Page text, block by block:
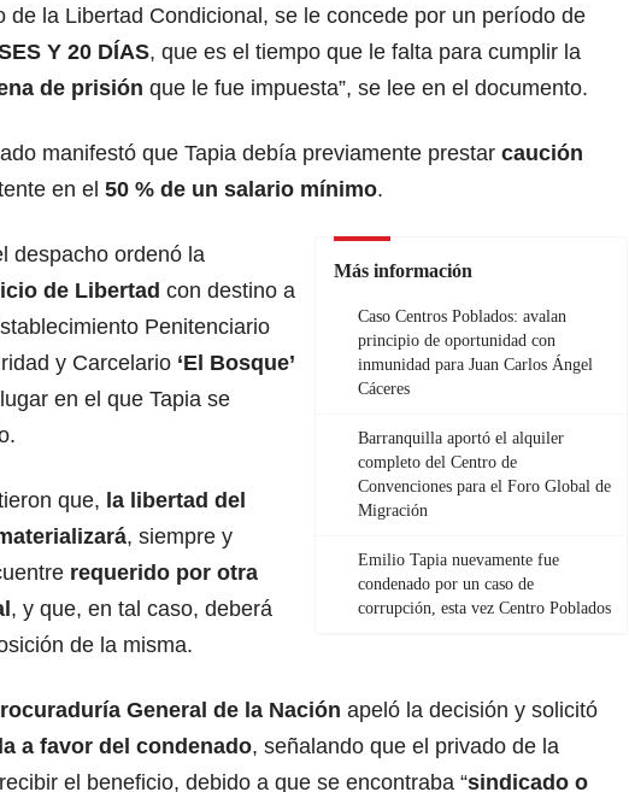
de la Libertad Condicional, se le concede por un período de
Y 20 DÍAS, que es el tiempo que le falta para cumplir la
de prisión que le fue impuesta”, se lee en el documento.
manifestó que Tapia debía previamente prestar caución
en el 50 % de un salario mínimo.
Más información
Caso Centros Poblados: avalan
principio de oportunidad con
inmunidad para Juan Carlos Ángel
Cáceres
Barranquilla aportó el alquiler
completo del Centro de
Convenciones para el Foro Global de
Migración
Emilio Tapia nuevamente fue
condenado por un caso de
corrupción, esta vez Centro Poblados
despacho ordenó la
de Libertad con destino a
Penitenciario
y Carcelario ‘El Bosque’
en el que Tapia se
que, la libertad del
, siempre y
requerido por otra
, y que, en tal caso, deberá
de la misma.
General de la Nación apeló la decisión y solicitó
a favor del condenado, señalando que el privado de la
el beneficio, debido a que se encontraba “sindicado o